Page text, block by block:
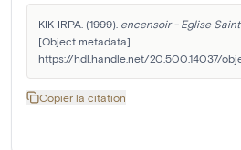
KIK-IRPA. (1999). encensoir - Eglise
[Object metadata].
https://hdl.handle.net/20.500.14037/
Copier la citation